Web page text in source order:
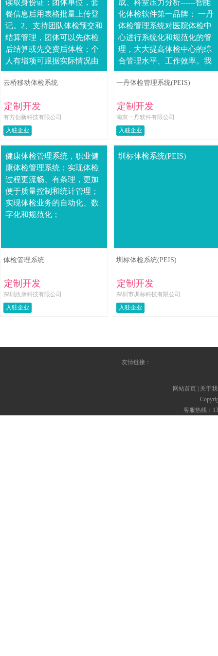
读取身份证；团体单位，套
餐信息后用表格批量上传登
记。2、支持团队体检预交和
结算管理，团体可以先体检
后结算或先交费后体检；个
人有增项可跟据实际情况由
公司结算或个人结算。3、支
持体检套餐管理，可对套餐
云桥移动体检系统
定制开发
有方创新科技有限公司
入驻企业
成、科室压力分析------智能
化体检软件第一品牌； 一丹
体检管理系统对医院体检中
心进行系统化和规范化的管
理，大大提高体检中心的综
合管理水平、工作效率。我
们的系统从业务数据的采
集、输入、处理、加工和输
一丹体检管理系统(PEIS)
定制开发
南京一丹软件有限公司
入驻企业
健康体检管理系统，职业健
康体检管理系统；实现体检
过程更流畅、有条理，更加
便于质量控制和统计管理；
实现体检业务的自动化、数
字化和规范化；
体检管理系统
定制开发
深圳政康科技有限公司
入驻企业
圳标体检系统(PEIS)
圳标体检系统(PEIS)
定制开发
深圳市圳标科技有限公司
入驻企业
友情链接：
网站首页
关于
客服热线：